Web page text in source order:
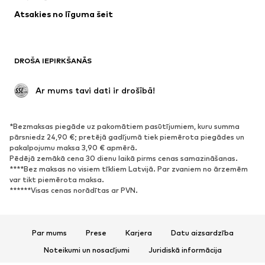
Atsakies no līguma šeit
DROŠA IEPIRKŠANĀS
Ar mums tavi dati ir drošībā!
*Bezmaksas piegāde uz pakomātiem pasūtījumiem, kuru summa
pārsniedz 24,90 €; pretējā gadījumā tiek piemērota piegādes un
pakalpojumu maksa 3,90 € apmērā.
Pēdējā zemākā cena 30 dienu laikā pirms cenas samazināšanas.
****Bez maksas no visiem tīkliem Latvijā. Par zvaniem no ārzemēm
var tikt piemērota maksa.
******Visas cenas norādītas ar PVN.
Par mums Prese Karjera
Datu aizsardzība
Noteikumi un nosacījumi
Juridiskā informācija